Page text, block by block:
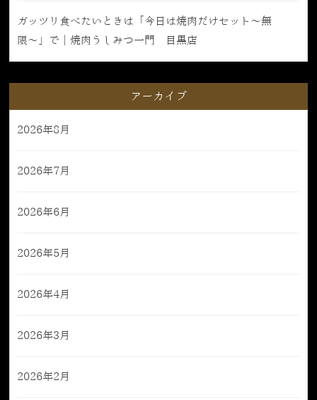
ガッツリ食べたいときは「今日は焼肉だけセット〜無
限〜」で｜焼肉うしみつ一門 目黒店
アーカイブ
2026年8月
2026年7月
2026年6月
2026年5月
2026年4月
2026年3月
2026年2月